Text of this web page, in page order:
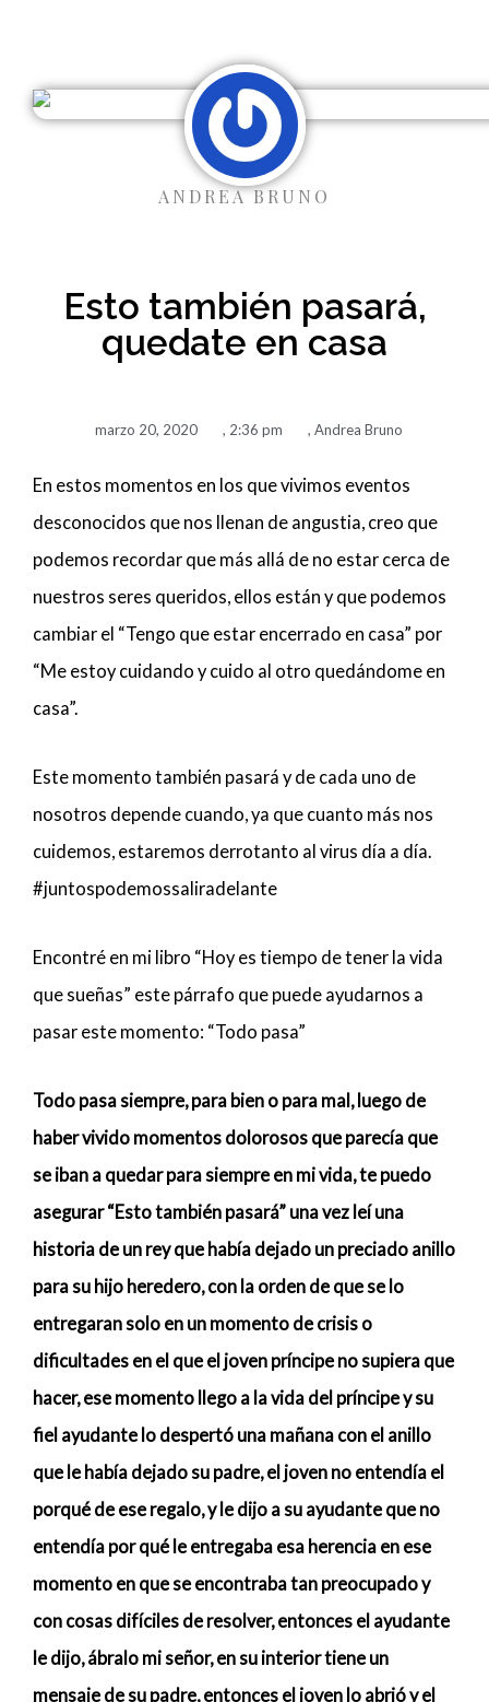
ANDREA BRUNO
Esto también pasará,
quedate en casa
marzo 20, 2020 , 2:36 pm , Andrea Bruno
En estos momentos en los que vivimos eventos
desconocidos que nos llenan de angustia, creo que
podemos recordar que más allá de no estar cerca de
nuestros seres queridos, ellos están y que podemos
cambiar el “Tengo que estar encerrado en casa” por
“Me estoy cuidando y cuido al otro quedándome en
casa”.
Este momento también pasará y de cada uno de
nosotros depende cuando, ya que cuanto más nos
cuidemos, estaremos derrotanto al virus día a día.
#juntospodemossaliradelante
Encontré en mi libro “Hoy es tiempo de tener la vida
que sueñas” este párrafo que puede ayudarnos a
pasar este momento: “Todo pasa”
Todo pasa siempre, para bien o para mal, luego de
haber vivido momentos dolorosos que parecía que
se iban a quedar para siempre en mi vida, te puedo
asegurar “Esto también pasará” una vez leí una
historia de un rey que había dejado un preciado anillo
para su hijo heredero, con la orden de que se lo
entregaran solo en un momento de crisis o
dificultades en el que el joven príncipe no supiera que
hacer, ese momento llego a la vida del príncipe y su
fiel ayudante lo despertó una mañana con el anillo
que le había dejado su padre, el joven no entendía el
porqué de ese regalo, y le dijo a su ayudante que no
entendía por qué le entregaba esa herencia en ese
momento en que se encontraba tan preocupado y
con cosas difíciles de resolver, entonces el ayudante
le dijo, ábralo mi señor, en su interior tiene un
mensaje de su padre, entonces el joven lo abrió y el